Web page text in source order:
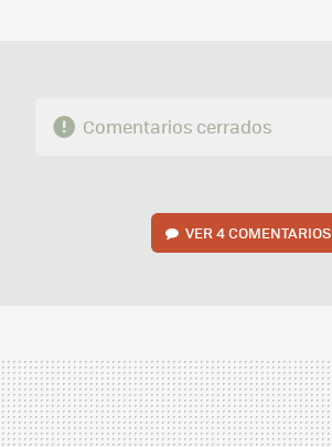
Comentarios cerrados
VER 4 COMENTARIOS